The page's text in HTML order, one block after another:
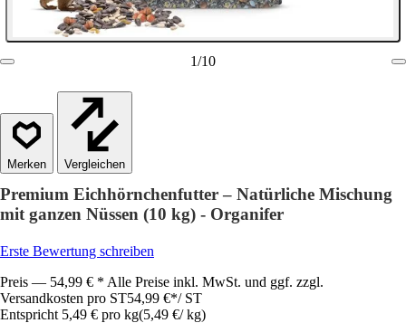
1/10
Vergleichen
Premium Eichhörnchenfutter – Natürliche Mischung
mit ganzen Nüssen (10 kg) - Organifer
Erste Bewertung schreiben
Preis — 54,99 € * Alle Preise inkl. MwSt. und ggf. zzgl.
Versandkosten pro ST54,99 €*/ ST
Entspricht 5,49 € pro kg(5,49 €/ kg)